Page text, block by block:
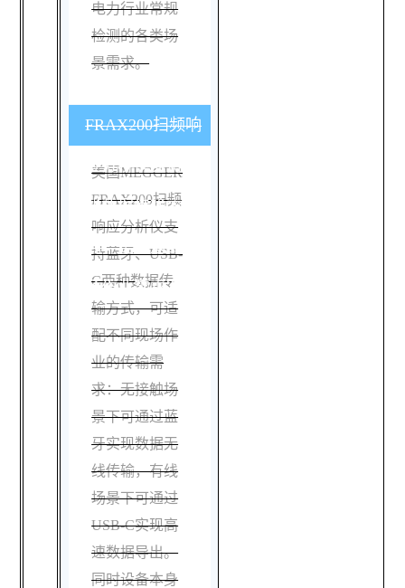
电力行业常规
检测的各类场
景需求。
FRAX200扫频响
应分析仪支持哪
些数据传输方
式，是否适配现
场作业需求？
美国MEGGER
FRAX200扫频
响应分析仪支
持蓝牙、USB-
C两种数据传
输方式，可适
配不同现场作
业的传输需
求：无接触场
景下可通过蓝
牙实现数据无
线传输，有线
场景下可通过
USB-C实现高
速数据导出。
同时设备本身